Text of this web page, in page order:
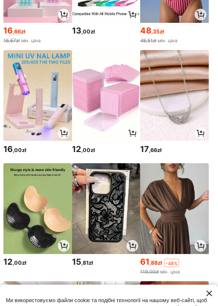
16,66zł
16,67zł мін. ціна
13,00zł 48,35zł
48,51zł мін. ціна
16 ,00zł 12 ,00zł 17 ,66zł
12 ,00zł 15 ,81zł 61 ,88zł
-48%
119,00zł мін. ціна
Ми використовуємо файли cookie та подібні технології на нашому веб-сайті, щоб